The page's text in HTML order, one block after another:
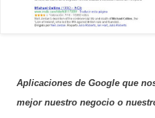
Aplicaciones de Google que
mejor nuestro negocio o